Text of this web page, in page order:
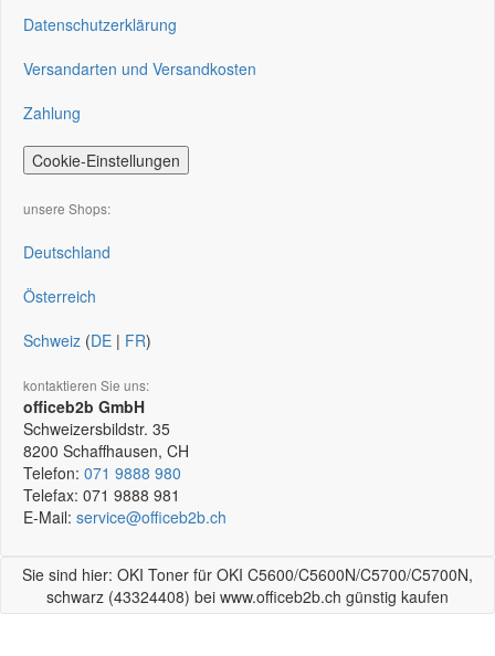
Datenschutzerklärung
Versandarten und Versandkosten
Zahlung
Cookie-Einstellungen
unsere Shops:
Deutschland
Österreich
Schweiz (DE | FR)
kontaktieren Sie uns:
officeb2b GmbH
Schweizersbildstr. 35
8200 Schaffhausen, CH
Telefon: 071 9888 980
Telefax: 071 9888 981
E-Mail: service@officeb2b.ch
Sie sind hier: OKI Toner für OKI C5600/C5600N/C5700/C5700N,
schwarz (43324408) bei www.officeb2b.ch günstig kaufen